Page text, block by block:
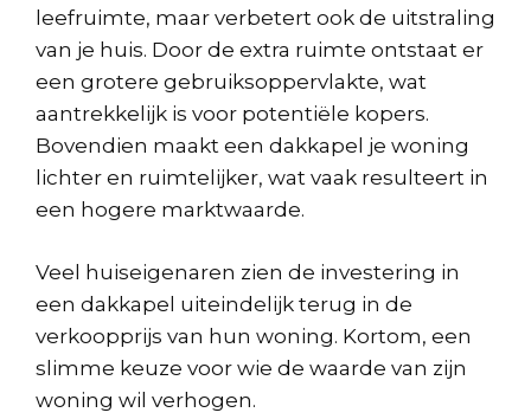
leefruimte, maar verbetert ook de uitstraling
van je huis. Door de extra ruimte ontstaat er
een grotere gebruiksoppervlakte, wat
aantrekkelijk is voor potentiële kopers.
Bovendien maakt een dakkapel je woning
lichter en ruimtelijker, wat vaak resulteert in
een hogere marktwaarde.
Veel huiseigenaren zien de investering in
een dakkapel uiteindelijk terug in de
verkoopprijs van hun woning. Kortom, een
slimme keuze voor wie de waarde van zijn
woning wil verhogen.